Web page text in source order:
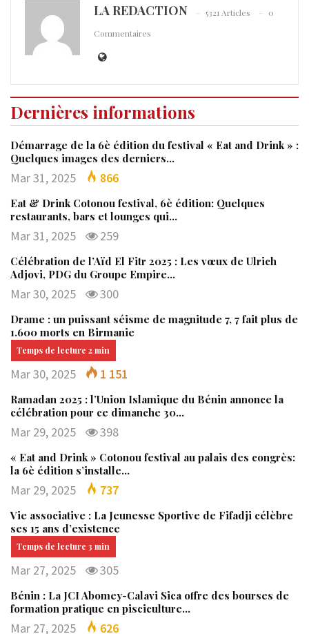
LA REDACTION 5321 Articles
0
Commentaires
Dernières informations
Démarrage de la 6è édition du festival « Eat and Drink » :
Quelques images des derniers…
Mar 31, 2025 866
Eat & Drink Cotonou festival, 6è édition: Quelques
restaurants, bars et lounges qui…
Mar 31, 2025 259
Célébration de l’Aïd El Fitr 2025 : Les vœux de Ulrich
Adjovi, PDG du Groupe Empire…
Mar 30, 2025 300
Drame : un puissant séisme de magnitude 7, 7 fait plus de
1.600 morts en Birmanie
Mar 30, 2025 1 151
Ramadan 2025 : l’Union Islamique du Bénin annonce la
célébration pour ce dimanche 30…
Mar 29, 2025 398
« Eat and Drink » Cotonou festival au palais des congrès:
la 6è édition s’installe…
Mar 29, 2025 737
Vie associative : La Jeunesse Sportive de Fifadji célèbre
ses 15 ans d’existence
Mar 27, 2025 305
Bénin : La JCI Abomey-Calavi Sica offre des bourses de
formation pratique en pisciculture…
Mar 27, 2025 626